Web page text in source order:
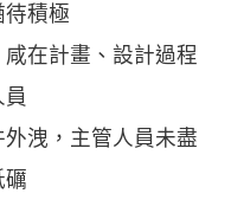
待積極
在計畫、設計過程
洩，主管人員未盡
礪